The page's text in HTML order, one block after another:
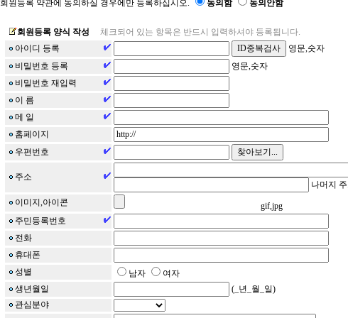
회원등록 약관에 동의하실 경우에만 등록하십시오. 동의함 동의안함
회원등록 양식 작성
체크되어 있는 항목은 반드시 입력하셔야 등록됩니다.
아이디 등록
영문,숫자
비밀번호 등록
영문,숫자
비밀번호 재입력
이 름
메 일
홈페이지
우편번호
주소
나머지
이미지,아이콘
gif,jpg
주민등록번호
전화
휴대폰
성별
남자
여자
생년월일
(_년_월_일)
관심분야